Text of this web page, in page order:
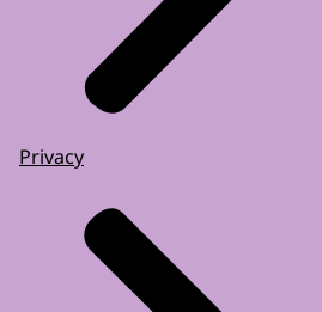
Privacy